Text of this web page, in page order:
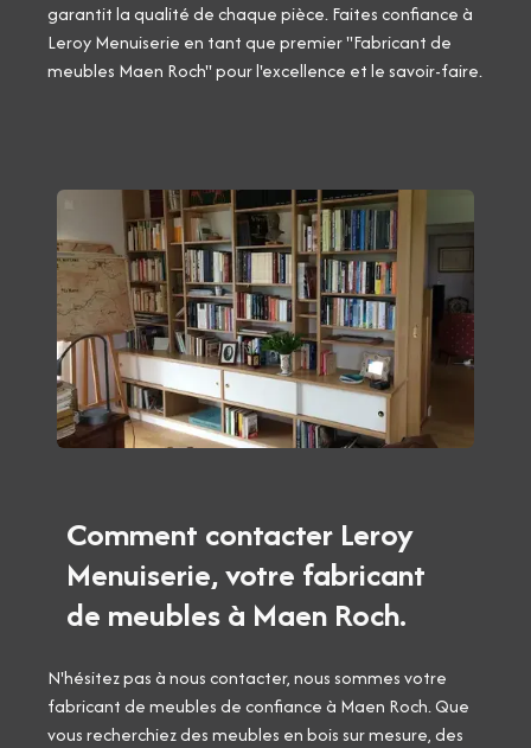
garantit la qualité de chaque pièce. Faites confiance à
Leroy Menuiserie en tant que premier "Fabricant de
meubles Maen Roch" pour l'excellence et le savoir-faire.
Comment contacter Leroy
Menuiserie, votre fabricant
de meubles à Maen Roch.
N'hésitez pas à nous contacter, nous sommes votre
fabricant de meubles de confiance à Maen Roch. Que
vous recherchiez des meubles en bois sur mesure, des